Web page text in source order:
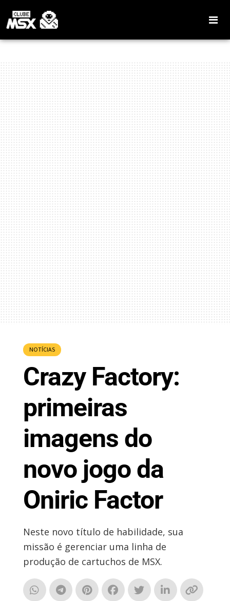
NOTÍCIAS
Crazy Factory:
primeiras
imagens do
novo jogo da
Oniric Factor
Neste novo título de habilidade, sua
missão é gerenciar uma linha de
produção de cartuchos de MSX.